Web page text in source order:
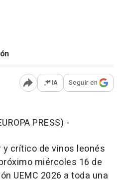
Abrir opciones para
IA Seguir en
PRESS) -
crítico de vinos leonés
miércoles 16 de
UEMC 2026 a toda una